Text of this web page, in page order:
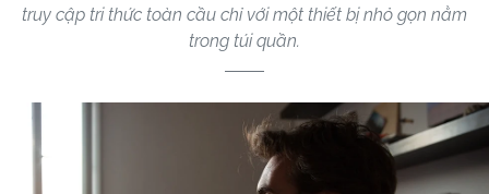
truy cập tri thức toàn cầu chỉ với một thiết bị nhỏ gọn nằm
trong túi quần.